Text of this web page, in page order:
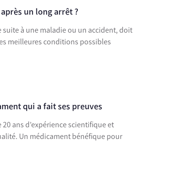
un long arrêt ?
suite à une maladie ou un accident, doit
meilleures conditions possibles
qui a fait ses preuves
ans d’expérience scientifique et
Un médicament bénéfique pour